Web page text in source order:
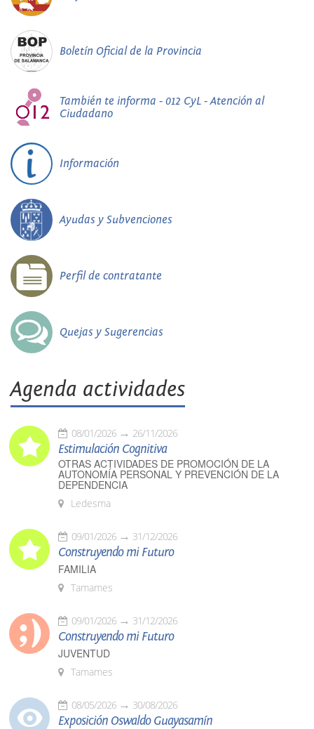
Boletín Oficial de la Provincia
También te informa - 012 CyL - Atención al
Ciudadano
Información
Ayudas y Subvenciones
Perfil de contratante
Quejas y Sugerencias
Agenda actividades
08/01/2026 26/11/2026
Estimulación Cognitiva
OTRAS ACTIVIDADES DE PROMOCIÓN DE LA
AUTONOMÍA PERSONAL Y PREVENCIÓN DE LA
DEPENDENCIA
Ledesma
09/01/2026 31/12/2026
Construyendo mi Futuro
FAMILIA
Tamames
09/01/2026 31/12/2026
Construyendo mi Futuro
JUVENTUD
Tamames
08/05/2026 30/08/2026
Exposición Oswaldo Guayasamín